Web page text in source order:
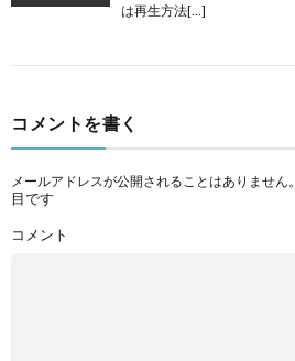
は再生方法[…]
コメントを書く
メールアドレスが公開されることはありません。
目です
コメント